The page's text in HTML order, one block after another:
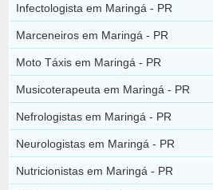
Infectologista em Maringá - PR
Marceneiros em Maringá - PR
Moto Táxis em Maringá - PR
Musicoterapeuta em Maringá - PR
Nefrologistas em Maringá - PR
Neurologistas em Maringá - PR
Nutricionistas em Maringá - PR